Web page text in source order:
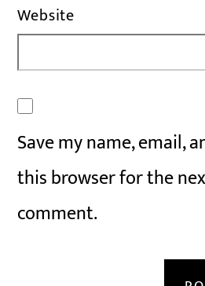
Website
Save my name, email,
this browser for the
comment.